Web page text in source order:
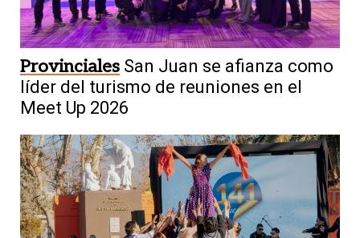
Provinciales San Juan se afianza como
líder del turismo de reuniones en el
Meet Up 2026